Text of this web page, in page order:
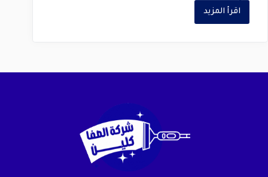
اقرأ المزيد